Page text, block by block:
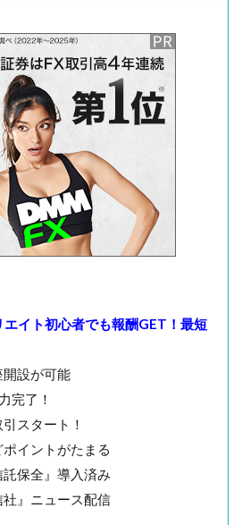
エイト初心者でも報酬GET！最短
開設が可能
完了！
スタート！
ポイントがたまる
託保全』導入済み
社』ニュース配信